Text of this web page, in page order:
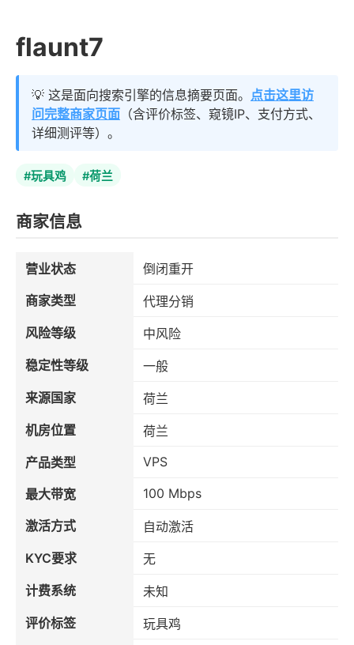
flaunt7
💡 这是面向搜索引擎的信息摘要页面。 点击这里访
问完整商家页面 （含评价标签、窥镜IP、支付方式、
详细测评等）。
#玩具鸡 #荷兰
商家信息
营业状态
倒闭重开
商家类型
代理分销
风险等级
中风险
稳定性等级
一般
来源国家
荷兰
机房位置
荷兰
产品类型
VPS
最大带宽 100 Mbps
激活方式
自动激活
KYC要求
无
计费系统
未知
评价标签
玩具鸡